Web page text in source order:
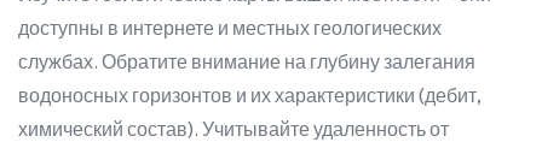
доступны в интернете и местных геологических
службах. Обратите внимание на глубину залегания
водоносных горизонтов и их характеристики (дебит,
химический состав). Учитывайте удаленность от